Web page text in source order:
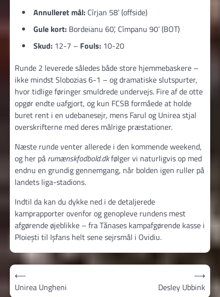
Annulleret mål: Cîrjan 58’ (offside)
Gule kort: Bordeianu 60’, Cîmpanu 90’ (BOT)
Skud: 12-7 – Fouls: 10-20
Runde 2 leverede således både store hjemmebaskere –
ikke mindst Slobozias 6-1 – og dramatiske slutspurter,
hvor tidlige føringer smuldrede undervejs. Fire af de otte
opgør endte uafgjort, og kun FCSB formåede at holde
buret rent i en udebanesejr, mens Farul og Unirea stjal
overskrifterne med deres målrige præstationer.
Næste runde venter allerede i den kommende weekend,
og her på rumænskfodbold.dkfølger vi naturligvis op med
endnu en grundig gennemgang, når bolden igen ruller på
landets liga-stadions.
Indtil da kan du dykke ned i de detaljerede
kamprapporter ovenfor og genopleve rundens mest
afgørende øjeblikke – fra Tănases kampafgørende kasse i
Ploiești til Ișfans helt sene sejrsmål i Ovidiu.
Indlægsnavigation
⟵
Unirea Ungheni
Desley Ubbink
⟶